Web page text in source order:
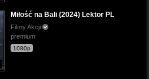
Miłość na Bali (2024) Lektor PL
Filmy Akcji
premium
1080p